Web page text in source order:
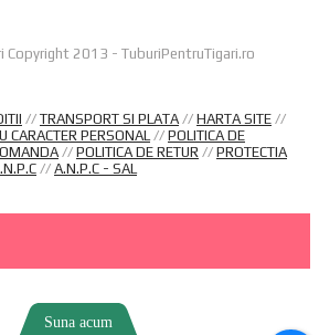
Copyright 2013 - TuburiPentruTigari.ro
// TRANSPORT SI PLATA // HARTA SITE //
CARACTER PERSONAL // POLITICA DE
// POLITICA DE RETUR // PROTECTIA
// A.N.P.C - SAL
Suna acum